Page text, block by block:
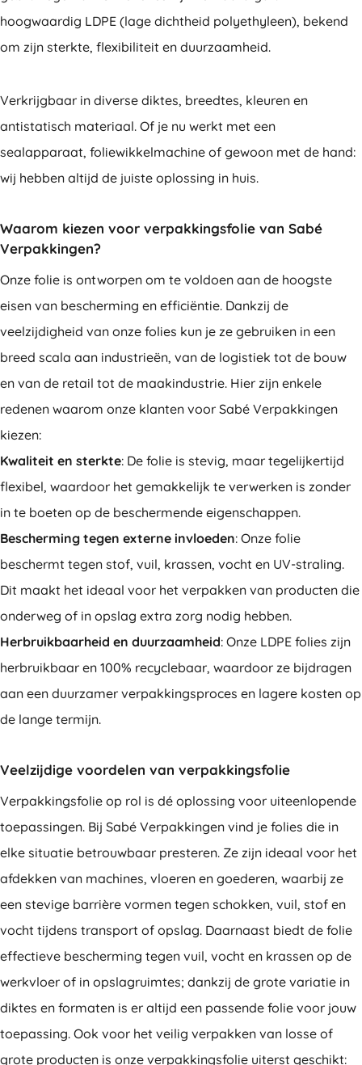
hoogwaardig LDPE (lage dichtheid polyethyleen), bekend
om zijn sterkte, flexibiliteit en duurzaamheid.
Verkrijgbaar in diverse diktes, breedtes, kleuren en
antistatisch materiaal. Of je nu werkt met een
sealapparaat, foliewikkelmachine of gewoon met de hand:
wij hebben altijd de juiste oplossing in huis.
Waarom kiezen voor verpakkingsfolie van Sabé
Verpakkingen?
Onze folie is ontworpen om te voldoen aan de hoogste
eisen van bescherming en efficiëntie. Dankzij de
veelzijdigheid van onze folies kun je ze gebruiken in een
breed scala aan industrieën, van de logistiek tot de bouw
en van de retail tot de maakindustrie. Hier zijn enkele
redenen waarom onze klanten voor Sabé Verpakkingen
kiezen:
Kwaliteit en sterkte: De folie is stevig, maar tegelijkertijd
flexibel, waardoor het gemakkelijk te verwerken is zonder
in te boeten op de beschermende eigenschappen.
Bescherming tegen externe invloeden: Onze folie
beschermt tegen stof, vuil, krassen, vocht en UV-straling.
Dit maakt het ideaal voor het verpakken van producten die
onderweg of in opslag extra zorg nodig hebben.
Herbruikbaarheid en duurzaamheid: Onze LDPE folies zijn
herbruikbaar en 100% recyclebaar, waardoor ze bijdragen
aan een duurzamer verpakkingsproces en lagere kosten op
de lange termijn.
Veelzijdige voordelen van verpakkingsfolie
Verpakkingsfolie op rol is dé oplossing voor uiteenlopende
toepassingen. Bij Sabé Verpakkingen vind je folies die in
elke situatie betrouwbaar presteren. Ze zijn ideaal voor het
afdekken van machines, vloeren en goederen, waarbij ze
een stevige barrière vormen tegen schokken, vuil, stof en
vocht tijdens transport of opslag. Daarnaast biedt de folie
effectieve bescherming tegen vuil, vocht en krassen op de
werkvloer of in opslagruimtes; dankzij de grote variatie in
diktes en formaten is er altijd een passende folie voor jouw
toepassing. Ook voor het veilig verpakken van losse of
grote producten is onze verpakkingsfolie uiterst geschikt: